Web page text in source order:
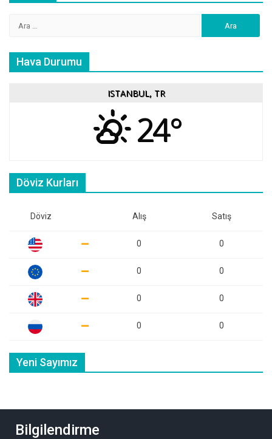
Hava Durumu
ISTANBUL, TR
24°
Döviz Kurları
Döviz Alış Satış
0 0
0 0
0 0
0 0
Yeni Sayımız
Bilgilendirme